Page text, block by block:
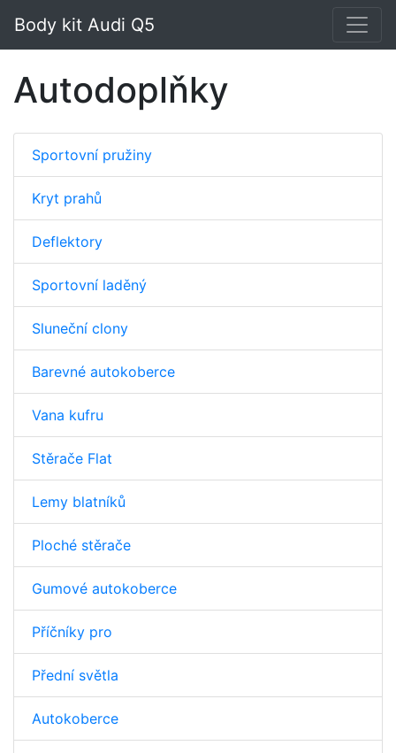
Body kit Audi Q5
Autodoplňky
Sportovní pružiny
Kryt prahů
Deflektory
Sportovní laděný
Sluneční clony
Barevné autokoberce
Vana kufru
Stěrače Flat
Lemy blatníků
Ploché stěrače
Gumové autokoberce
Příčníky pro
Přední světla
Autokoberce